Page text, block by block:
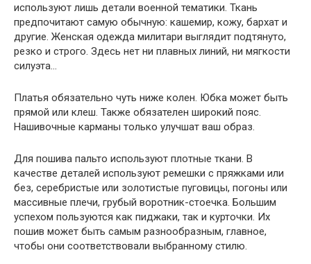
используют лишь детали военной тематики. Ткань
предпочитают самую обычную: кашемир, кожу, бархат и
другие. Женская одежда милитари выглядит подтянуто,
резко и строго. Здесь нет ни плавных линий, ни мягкости
силуэта…
Платья обязательно чуть ниже колен. Юбка может быть
прямой или клеш. Также обязателен широкий пояс.
Нашивочные карманы только улучшат ваш образ.
Для пошива пальто используют плотные ткани. В
качестве деталей используют ремешки с пряжками или
без, серебристые или золотистые пуговицы, погоны или
массивные плечи, грубый воротник-стоечка. Большим
успехом пользуются как пиджаки, так и курточки. Их
пошив может быть самым разнообразным, главное,
чтобы они соответствовали выбранному стилю.